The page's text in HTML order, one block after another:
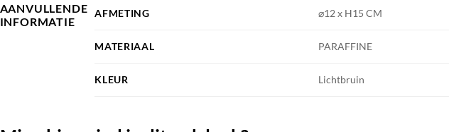
AANVULLENDE
INFORMATIE
AFMETING ⌀12 x H15 CM
MATERIAAL PARAFFINE
KLEUR Lichtbruin